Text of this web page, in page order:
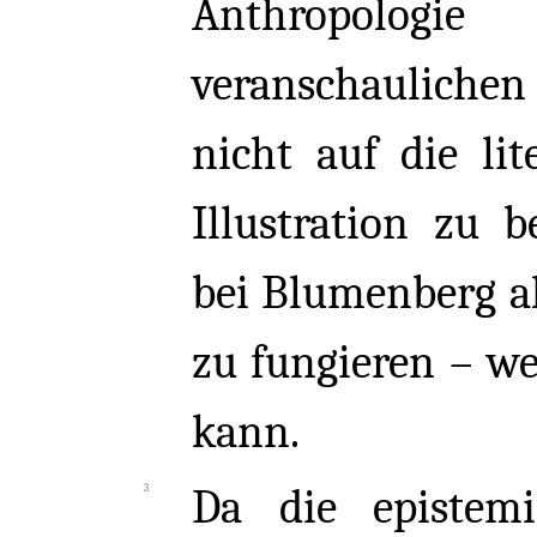
nicht auf die
Illustration zu
bei Blumenberg
zu fungieren –
kann.
Da die